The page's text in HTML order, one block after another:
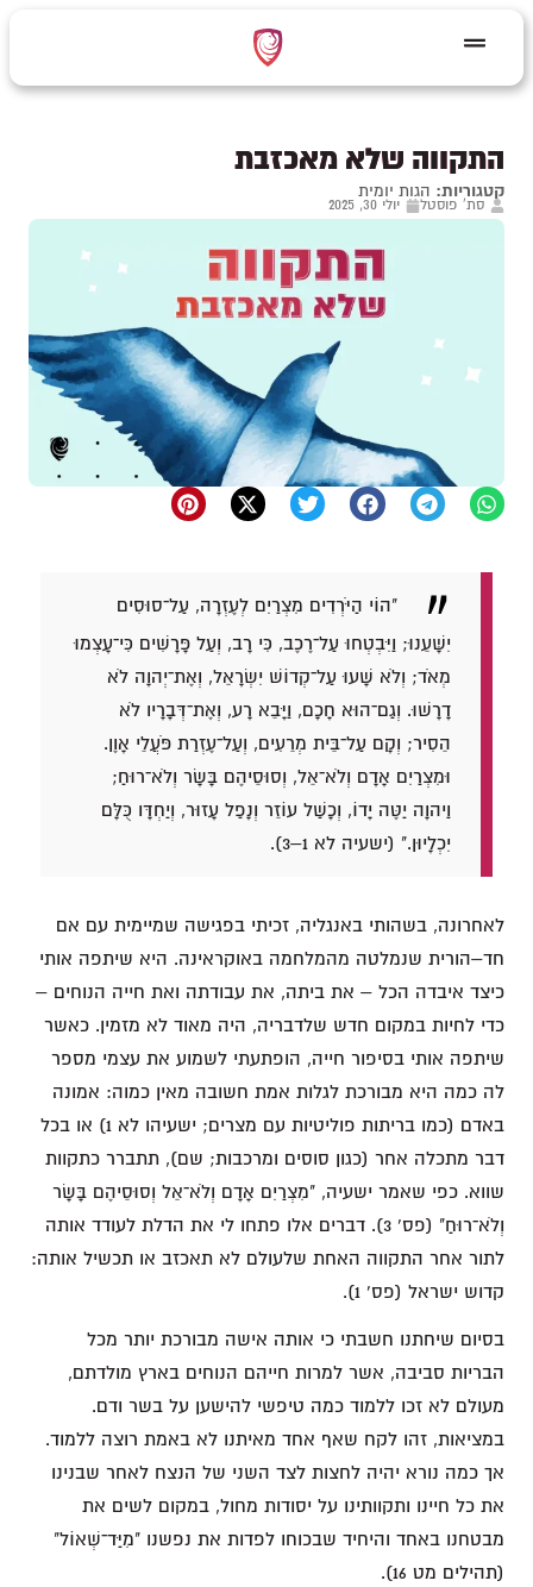
התקווה שלא מאכזבת
קטגוריות: הגות יומית
סת' פוסטל יולי 30, 2025
"הוֹי הַיֹּרְדִים מִצְרַיִם לְעֶזְרָה, עַל־סוּסִים
יִשָּׁעֵנוּ; וַיִּבְטְחוּ עַל־רֶכֶב, כִּי רָב, וְעַל פָּרָשִׁים כִּי־עָצְמוּ
מְאֹד; וְלֹא שָׁעוּ עַל־קְדוֹשׁ יִשְׂרָאֵל, וְאֶת־יְהוָה לֹא
דָרָשׁוּ. וְגַם־הוּא חָכָם, וַיָּבֵא רָע, וְאֶת־דְּבָרָיו לֹא
הֵסִיר; וְקָם עַל־בֵּית מְרֵעִים, וְעַל־עֶזְרַת פֹּעֲלֵי אָוֶן.
וּמִצְרַיִם אָדָם וְלֹא־אֵל, וְסוּסֵיהֶם בָּשָׂר וְלֹא־רוּחַ;
וַיהוָה יַטֶּה יָדוֹ, וְכָשַׁל עוֹזֵר וְנָפַל עָזוּר, וְיַחְדָּו כֻּלָּם
יִכְלָיוּן." (ישעיה לא 1–3).
לאחרונה, בשהותי באנגליה, זכיתי בפגישה שמיימית עם אם
חד–הורית שנמלטה מהמלחמה באוקראינה. היא שיתפה אותי
כיצד איבדה הכל – את ביתה, את עבודתה ואת חייה הנוחים –
כדי לחיות במקום חדש שלדבריה, היה מאוד לא מזמין. כאשר
שיתפה אותי בסיפור חייה, הופתעתי לשמוע את עצמי מספר
לה כמה היא מבורכת לגלות אמת חשובה מאין כמוה: אמונה
באדם (כמו בריתות פוליטיות עם מצרים; ישעיהו לא 1) או בכל
דבר מתכלה אחר (כגון סוסים ומרכבות; שם), תתברר כתקוות
שווא. כפי שאמר ישעיה, "מִצְרַיִם אָדָם וְלֹא־אֵל וְסוּסֵיהֶם בָּשָׂר
וְלֹא־רוּחַ" (פס' 3). דברים אלו פתחו לי את הדלת לעודד אותה
לתור אחר התקווה האחת שלעולם לא תאכזב או תכשיל אותה:
קדוש ישראל (פס' 1).
בסיום שיחתנו חשבתי כי אותה אישה מבורכת יותר מכל
הבריות סביבה, אשר למרות חייהם הנוחים בארץ מולדתם,
מעולם לא זכו ללמוד כמה טיפשי להישען על בשר ודם.
במציאות, זהו לקח שאף אחד מאיתנו לא באמת רוצה ללמוד.
אך כמה נורא יהיה לחצות לצד השני של הנצח לאחר שבנינו
את כל חיינו ותקוותינו על יסודות מחול, במקום לשים את
מבטחנו באחד והיחיד שבכוחו לפדות את נפשנו "מִיַּד־שְׁאוֹל"
(תהילים מט 16).